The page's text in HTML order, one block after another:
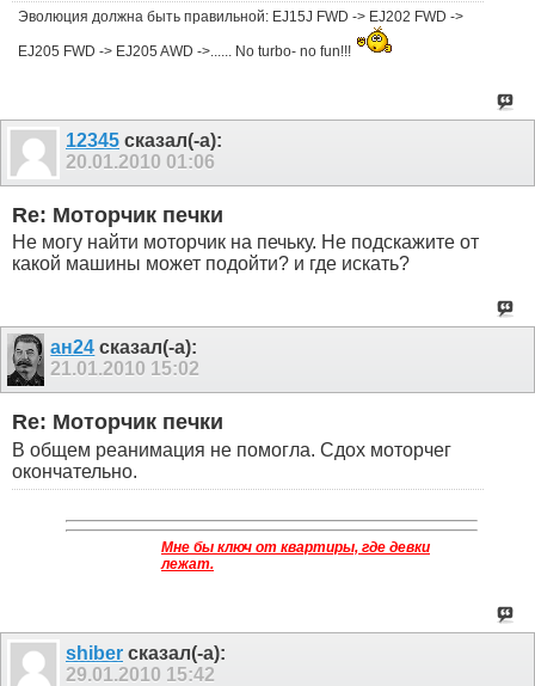
Эволюция должна быть правильной: EJ15J FWD -> EJ202 FWD ->
EJ205 FWD -> EJ205 AWD ->...... No turbo- no fun!!!
12345 сказал(-а):
20.01.2010 01:06
Re: Моторчик печки
Не могу найти моторчик на печьку. Не подскажите от
какой машины может подойти? и где искать?
ан24 сказал(-а):
21.01.2010 15:02
Re: Моторчик печки
В общем реанимация не помогла. Сдох моторчег
окончательно.
Мне бы ключ от квартиры, где девки
лежат.
shiber сказал(-а):
29.01.2010 15:42